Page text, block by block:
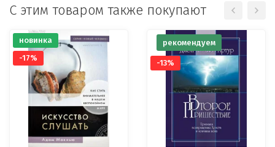
С этим товаром также покупают
новинка
-17%
рекомендуем
-13%